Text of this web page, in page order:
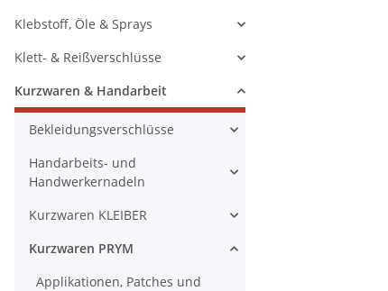
Klebstoff, Öle & Sprays
Klett- & Reißverschlüsse
Kurzwaren & Handarbeit
Bekleidungsverschlüsse
Handarbeits- und
Handwerkernadeln
Kurzwaren KLEIBER
Kurzwaren PRYM
Applikationen, Patches und